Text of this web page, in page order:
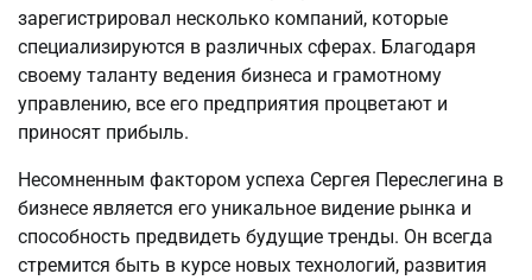
зарегистрировал несколько компаний, которые
специализируются в различных сферах. Благодаря
своему таланту ведения бизнеса и грамотному
управлению, все его предприятия процветают и
приносят прибыль.
Несомненным фактором успеха Сергея Переслегина в
бизнесе является его уникальное видение рынка и
способность предвидеть будущие тренды. Он всегда
стремится быть в курсе новых технологий, развития